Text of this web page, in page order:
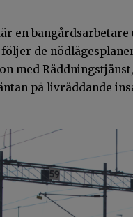
en
de
med
på livräddande